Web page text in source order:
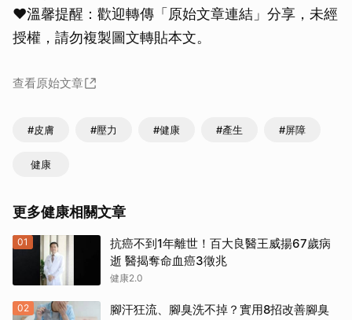
❤溫馨提醒：歡迎轉傳「原始文章連結」分享，未經
授權，請勿複製圖文轉貼本文。
查看原始文章
#皮膚 #壓力 #健康 #產生 #屏障
健康
更多健康相關文章
01
抗癌不到1年離世！百大良醫王威揚67歲病
逝 醫揭奪命血癌3徵兆
健康2.0
02 腳汗狂流、腳臭洗不掉？實用8招改善腳臭